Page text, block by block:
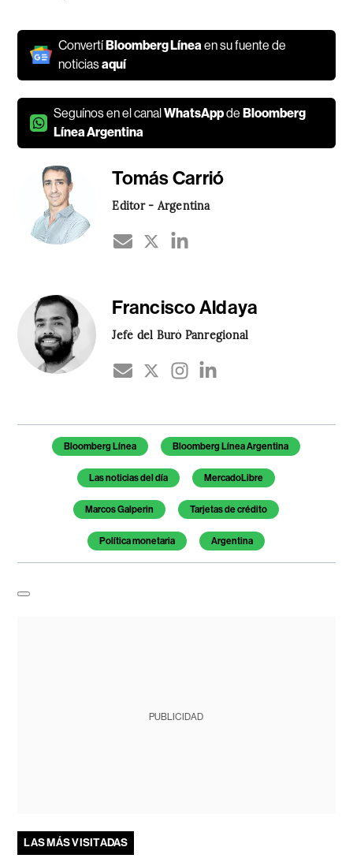
ConvertíBloomberg Línea en su fuente de
noticiasaquí
Seguínos en el canalWhatsAppdeBloomberg
Línea Argentina
Tomás Carrió
Editor - Argentina
Francisco Aldaya
Jefé del Buró Panregional
Temas de este artículo
Bloomberg Línea Bloomberg Línea Argentina
Las noticias del día MercadoLibre
Marcos Galperin Tarjetas de crédito
Política monetaria Argentina
PUBLICIDAD
LAS MÁS VISITADAS